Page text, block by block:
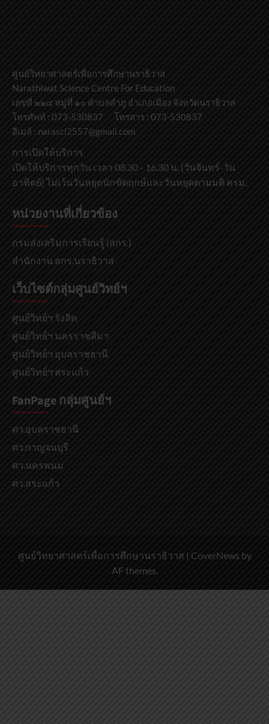
ศูนย์วิทยาศาสตร์เพื่อการศึกษานราธิวาส
Narathiwat Science Centre For Education
เลขที่ ๒๒๔ หมู่ที่ ๑๐ ตำบลลำภู อำเภอเมือง จังหวัดนราธิวาส
โทรศัพท์ : 073-530837 โทรสาร : 073-530837
อีเมล์ : narasci2557@gmail.com
การเปิดให้บริการ
เปิดให้บริการทุกวัน เวลา 08.30 - 16.30 น. (วันจันทร์-วัน
อาทิตย์) ไม่เว้นวันหยุดนักขัตฤกษ์และวันหยุดตามมติ ครม.
หน่วยงานที่เกี่ยวข้อง
กรมส่งเสริมการเรียนรู้ (สกร.)
สำนักงาน สกร.นราธิวาส
เว็บไซต์กลุ่มศูนย์วิทย์ฯ
ศูนย์วิทย์ฯ รังสิต
ศูนย์วิทย์ฯ นครราชสีมา
ศูนย์วิทย์ฯ อุบลราชธานี
ศูนย์วิทย์ฯ สระแก้ว
FanPage กลุ่มศูนย์ฯ
ศว.อุบลราชธานี
ศว.กาญจนบุรี
ศว.นครพนม
ศว.สระแก้ว
ศูนย์วิทยาศาสตร์เพื่อการศึกษานราธิวาส | CoverNews by
AF themes.